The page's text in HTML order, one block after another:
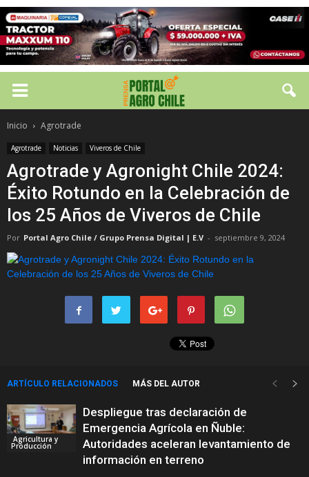
Inicio Agrotrade
Agrotrade Noticias Viveros de Chile
Agrotrade y Agronight Chile 2024:
Éxito Rotundo en la Celebración de
los 25 Años de Viveros de Chile
Por Portal Agro Chile / Grupo Prensa Digital | E.V - septiembre 9, 2024
ARTÍCULO RELACIONADOS MÁS DEL AUTOR
Agricultura y
Producción
Despliegue tras declaración de
Emergencia Agrícola en Ñuble:
Autoridades aceleran levantamiento de
información en terreno